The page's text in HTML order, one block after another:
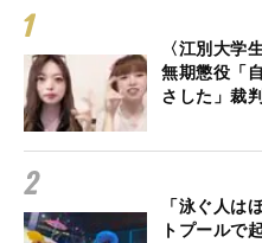
〈江別大学
無期懲役「
さした」裁
「泳ぐ人は
トプールで